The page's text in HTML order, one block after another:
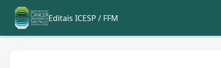
Editais ICESP / FFM